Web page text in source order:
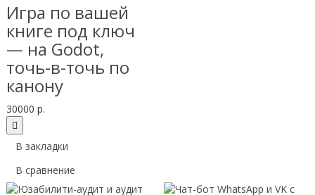
Игра по вашей
книге под ключ
— на Godot,
точь-в-точь по
канону
30000 р.
В закладки
В сравнение